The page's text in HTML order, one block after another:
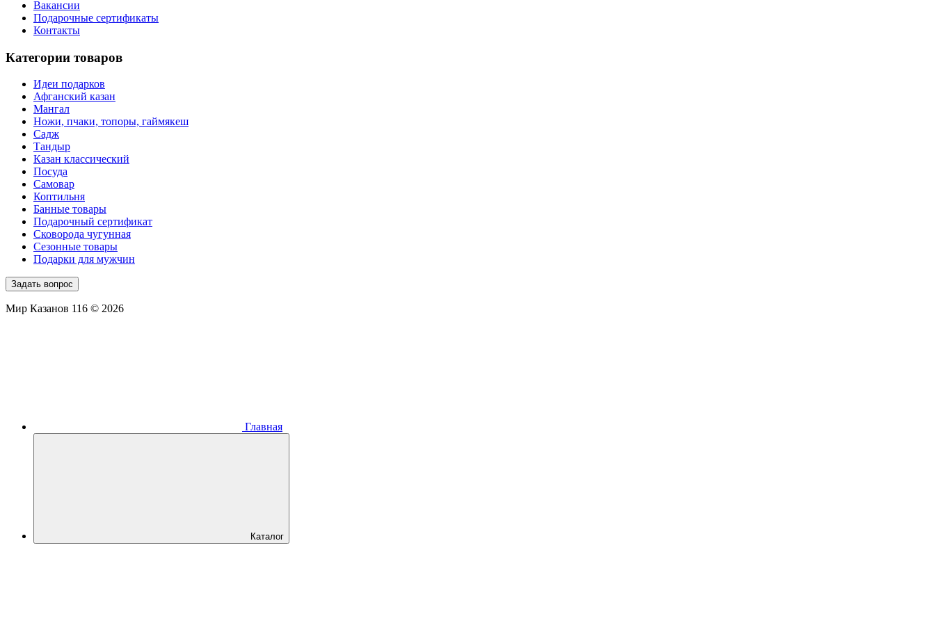
Вакансии
Подарочные сертификаты
Контакты
Категории товаров
Идеи подарков
Афганский казан
Мангал
Ножи, пчаки, топоры, гаймякеш
Садж
Тандыр
Казан классический
Посуда
Самовар
Коптильня
Банные товары
Подарочный сертификат
Сковорода чугунная
Сезонные товары
Подарки для мужчин
Задать вопрос
Мир Казанов 116 © 2026
Главная
Каталог